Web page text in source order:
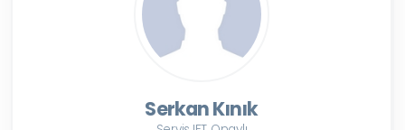
Serkan Kınık